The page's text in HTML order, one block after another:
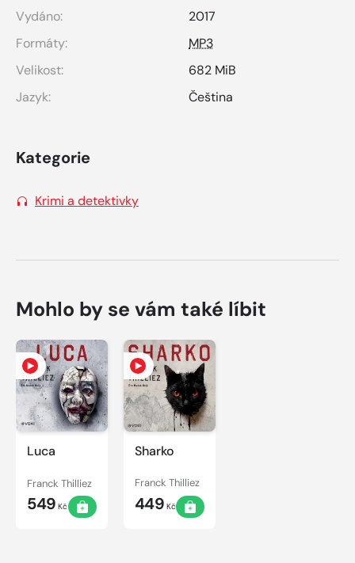
Vydáno:
2017
Formáty:
MP3
Velikost:
682 MiB
Jazyk:
Čeština
Kategorie
Krimi a detektivky
Mohlo by se vám také líbit
Luca
Franck Thilliez
549 Kč
Sharko
Franck Thilliez
449 Kč